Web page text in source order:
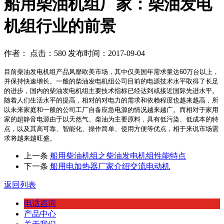
船用柴油机组厂家：柴油发电
机组行业的前景
作者： 点击：580 发布时间：2017-09-04
目前柴油发电机组产品风靡欧美市场，其中仅美国年需求量达60万台以上，
并保持快速增长。一般的柴油发电机组公司目前的电源技术水平取得了长足
的进步，国内的柴油发电机组主要技术指标已经达到或接近国际先进水平。
随着人们生活水平的提高，相对的对电力的需求和依赖程度也越来越高，所
以未来家庭和一般的公司工厂自备应急电源的情况越来越广。而相对于家用
家的超静音电源由于以天然气、柴油为主要原料，具有低污染、低成本的特
点，以及其高可靠、智能化、操作简单、使用方便等优点，相于来说市场需
求将越来越旺盛。
上一条 船用柴油机组之柴油发电机组性能特点
下一条 船用电加热器厂家介绍交流电动机
返回列表
电话咨询
产品中心